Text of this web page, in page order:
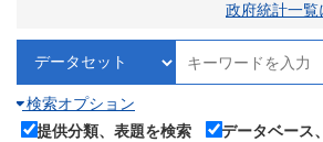
政府統計一覧
検索オプション
提供分類、表題を検索
データベース